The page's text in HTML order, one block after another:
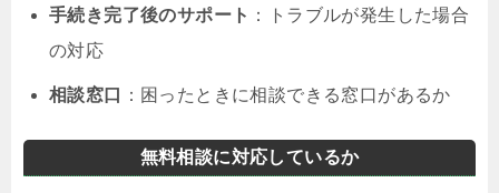
手続き完了後のサポート ：トラブルが発生した場合
の対応
相談窓口 ：困ったときに相談できる窓口があるか
無料相談に対応しているか